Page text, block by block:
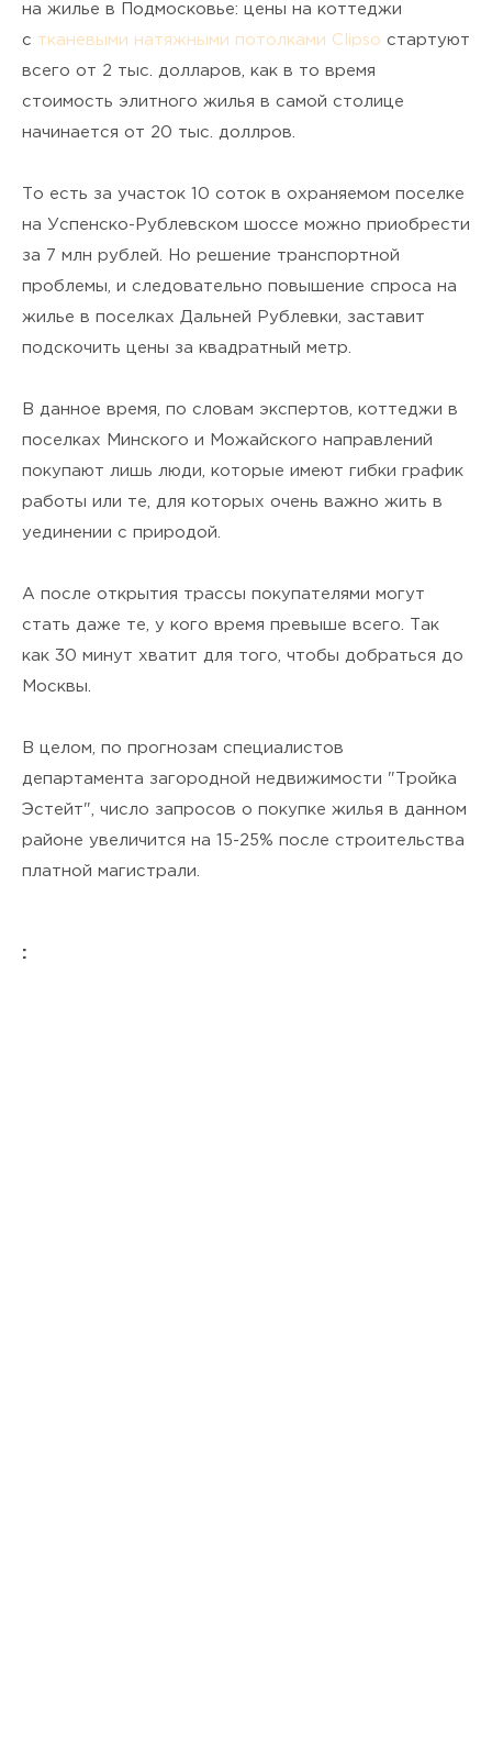
на жилье в Подмосковье: цены на коттеджи
c тканевыми натяжными потолками Clipso стартуют
всего от 2 тыс. долларов, как в то время
стоимость элитного жилья в самой столице
начинается от 20 тыс. доллров.
То есть за участок 10 соток в охраняемом поселке
на Успенско-Рублевском шоссе можно приобрести
за 7 млн рублей. Но решение транспортной
проблемы, и следовательно повышение спроса на
жилье в поселках Дальней Рублевки, заставит
подскочить цены за квадратный метр.
В данное время, по словам экспертов, коттеджи в
поселках Минского и Можайского направлений
покупают лишь люди, которые имеют гибки график
работы или те, для которых очень важно жить в
уединении с природой.
А после открытия трассы покупателями могут
стать даже те, у кого время превыше всего. Так
как 30 минут хватит для того, чтобы добраться до
Москвы.
В целом, по прогнозам специалистов
департамента загородной недвижимости "Тройка
Эстейт", число запросов о покупке жилья в данном
районе увеличится на 15-25% после строительства
платной магистрали.
: